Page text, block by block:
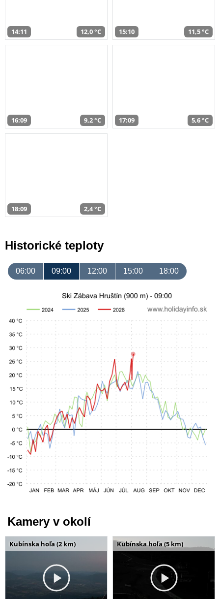
14:11 12,0 °C 15:10 11,5 °C
16:09 9,2 °C 17:09 5,6 °C
18:09 2,4 °C
Historické teploty
06:00 09:00 12:00 15:00 18:00
Kamery v okolí
Kubínska hoľa (2 km) Kubínska hoľa (5 km)